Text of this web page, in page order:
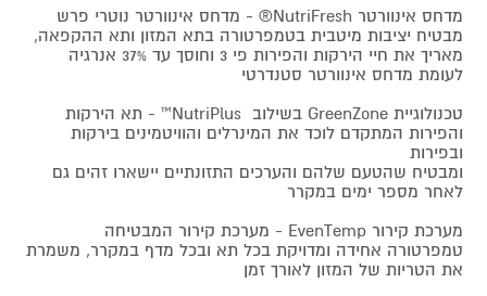
מדחס אינוורטר NutriFresh® - מדחס אינוורטר נוטרי פרש
מבטיח יציבות מיטבית בטמפרטורה בתא המזון ותא ההקפאה,
מאריך את חיי הירקות והפירות פי 3 וחוסך עד 37% אנרגיה
לעומת מדחס אינוורטר סטנדרטי
טכנולוגיית GreenZone בשילוב NutriPlus™ - תא הירקות
והפירות המתקדם לוכד את המינרלים והוויטמינים בירקות
ובפירות
ומבטיח שהטעם שלהם והערכים התזונתיים יישארו זהים גם
לאחר מספר ימים במקרר
מערכת קירור EvenTemp - מערכת קירור המבטיחה
טמפרטורה אחידה ומדויקת בכל תא ובכל מדף במקרר, משמרת
את הטריות של המזון לאורך זמן